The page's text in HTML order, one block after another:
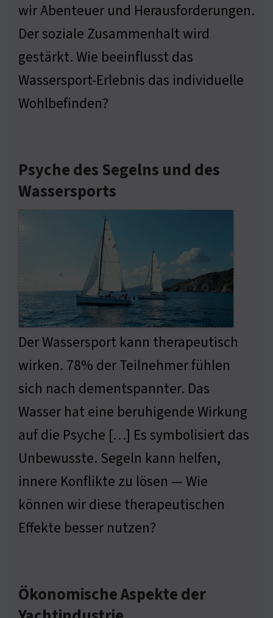
wir Abenteuer und Herausforderungen.
Der soziale Zusammenhalt wird
gestärkt. Wie beeinflusst das
Wassersport-Erlebnis das individuelle
Wohlbefinden?
Psyche des Segelns und des
Wassersports
Der Wassersport kann therapeutisch
wirken. 78% der Teilnehmer fühlen
sich nach dementspannter. Das
Wasser hat eine beruhigende Wirkung
auf die Psyche […] Es symbolisiert das
Unbewusste. Segeln kann helfen,
innere Konflikte zu lösen — Wie
können wir diese therapeutischen
Effekte besser nutzen?
Ökonomische Aspekte der